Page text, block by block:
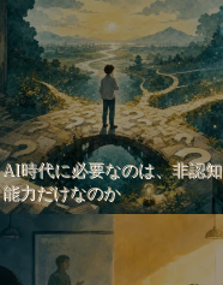
AI時代に必要なのは、非認知
能力だけなのか